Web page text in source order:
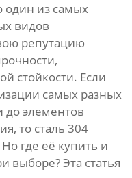
один из самых
видов
репутацию
стойкости. Если
самых разных
до элементов
то сталь 304
где её купить и
выборе? Эта статья